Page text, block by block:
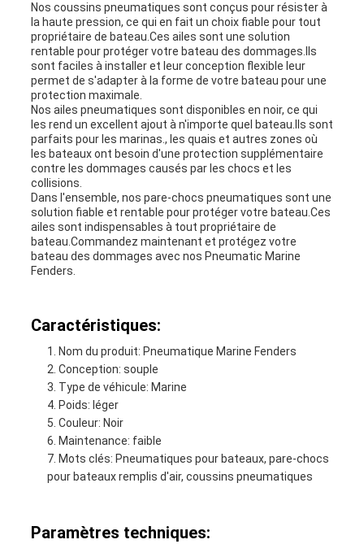
PRIVACY
POLICY
Nos coussins pneumatiques sont conçus pour résister à
la haute pression, ce qui en fait un choix fiable pour tout
propriétaire de bateau.Ces ailes sont une solution
rentable pour protéger votre bateau des dommages.Ils
sont faciles à installer et leur conception flexible leur
permet de s'adapter à la forme de votre bateau pour une
protection maximale.
Nos ailes pneumatiques sont disponibles en noir, ce qui
les rend un excellent ajout à n'importe quel bateau.Ils sont
parfaits pour les marinas., les quais et autres zones où
les bateaux ont besoin d'une protection supplémentaire
contre les dommages causés par les chocs et les
collisions.
Dans l'ensemble, nos pare-chocs pneumatiques sont une
solution fiable et rentable pour protéger votre bateau.Ces
ailes sont indispensables à tout propriétaire de
bateau.Commandez maintenant et protégez votre
bateau des dommages avec nos Pneumatic Marine
Fenders.
Caractéristiques:
Nom du produit: Pneumatique Marine Fenders
Conception: souple
Type de véhicule: Marine
Poids: léger
Couleur: Noir
Maintenance: faible
Mots clés: Pneumatiques pour bateaux, pare-chocs
pour bateaux remplis d'air, coussins pneumatiques
Paramètres techniques: